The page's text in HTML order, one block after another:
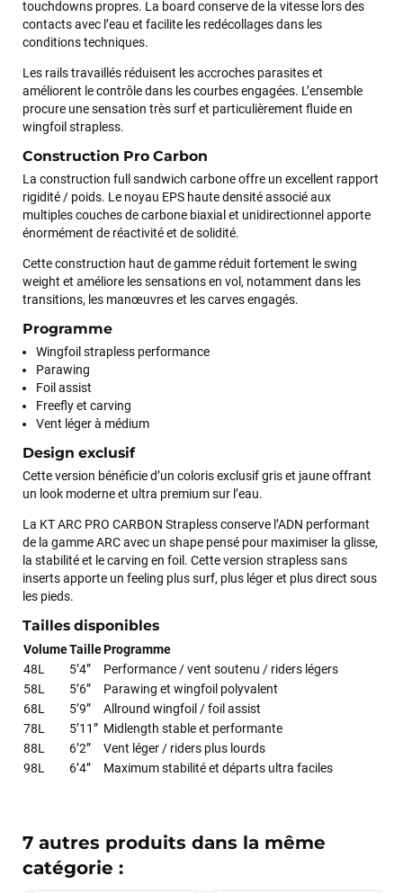
touchdowns propres. La board conserve de la vitesse lors des
contacts avec l’eau et facilite les redécollages dans les
conditions techniques.
Les rails travaillés réduisent les accroches parasites et
améliorent le contrôle dans les courbes engagées. L’ensemble
procure une sensation très surf et particulièrement fluide en
wingfoil strapless.
Construction Pro Carbon
La construction full sandwich carbone offre un excellent rapport
rigidité / poids. Le noyau EPS haute densité associé aux
multiples couches de carbone biaxial et unidirectionnel apporte
énormément de réactivité et de solidité.
Cette construction haut de gamme réduit fortement le swing
weight et améliore les sensations en vol, notamment dans les
transitions, les manœuvres et les carves engagés.
Programme
Wingfoil strapless performance
Parawing
Foil assist
Freefly et carving
Vent léger à médium
Design exclusif
Cette version bénéficie d’un coloris exclusif gris et jaune offrant
un look moderne et ultra premium sur l’eau.
La KT ARC PRO CARBON Strapless conserve l’ADN performant
de la gamme ARC avec un shape pensé pour maximiser la glisse,
la stabilité et le carving en foil. Cette version strapless sans
inserts apporte un feeling plus surf, plus léger et plus direct sous
les pieds.
Tailles disponibles
VolumeTailleProgramme
48L
5’4”
Performance / vent soutenu / riders légers
58L
5’6”
Parawing et wingfoil polyvalent
68L
5’9”
Allround wingfoil / foil assist
78L
5’11” Midlength stable et performante
88L
6’2”
Vent léger / riders plus lourds
98L
6’4” Maximum stabilité et départs ultra faciles
7 autres produits dans la même
catégorie :
François
J’ai commandé un pack via leur site internet. À peine la
commande validée, le magasin m’a appelé pour confirmer
avec moi les caractéristiques des équipements, me conseiller
sur le matériel à choisir, et m’a même offert du matériel en
plus. Niveau réactivité, c’est au top : la commande est partie
propre et soigné. Plus qu’à tester ça sur l’eau ! Je
recommande vivement ce magasin pour son
professionnalisme et sa réactivité.
Sébastien BACHELIER
Cela faisait 6 mois que je galérais à remplacer ma board eux
m'ont trouvé une pépite à laquelle je n'aurais jamais pensé !
Excellent conseil excellent prix et en plus super sympas. Merci
Maronui RICHMOND
il y a 3 mois
J'ai acheté une voile d'occasion depuis Tahiti. Super service.
L'envoi a été rapide. La voile est arrivée en super état.
Mauruuru roa.
VOIR TOUS LES AVIS
LAISSER UN AVIS